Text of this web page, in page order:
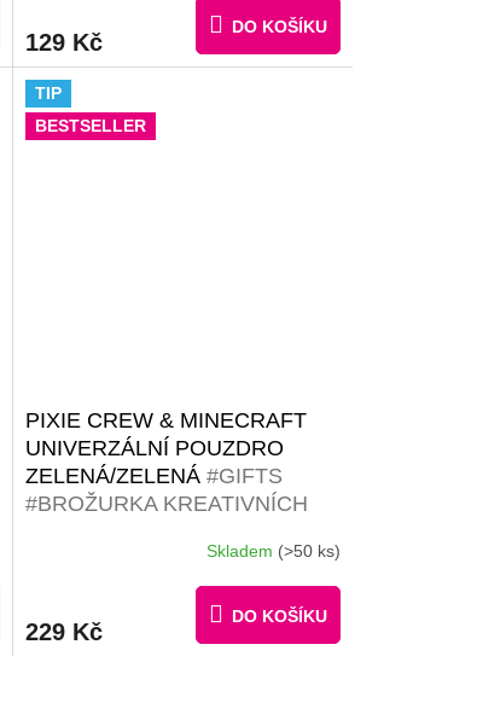
je
4,1
z
hvězdiček.
129 Kč
DO KOŠÍKU
TIP
BESTSELLER
PIXIE CREW & MINECRAFT
UNIVERZÁLNÍ POUZDRO
ZELENÁ/ZELENÁ #GIFTS
#BROŽURKA KREATIVNÍCH
ČERNÝCH PIXELŮ ZDARMA
Skladem (>50 ks)
229 Kč
DO KOŠÍKU